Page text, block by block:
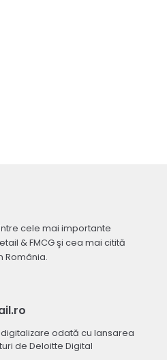
cele mai importante
& FMCG şi cea mai citită
România.
odată cu lansarea
de Deloitte Digital